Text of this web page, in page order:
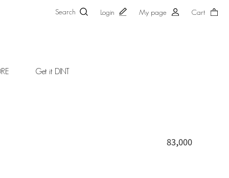
Search Login My page Cart
Get it DINT
83,000